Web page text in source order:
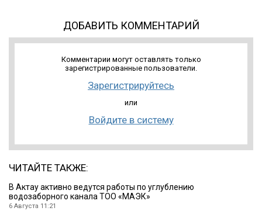
ДОБАВИТЬ КОММЕНТАРИЙ
Комментарии могут оставлять только
зарегистрированные пользователи.
Зарегистрируйтесь
или
Войдите в систему
ЧИТАЙТЕ ТАКЖЕ:
В Актау активно ведутся работы по углублению
водозаборного канала ТОО «МАЭК»
6 Августа 11:21